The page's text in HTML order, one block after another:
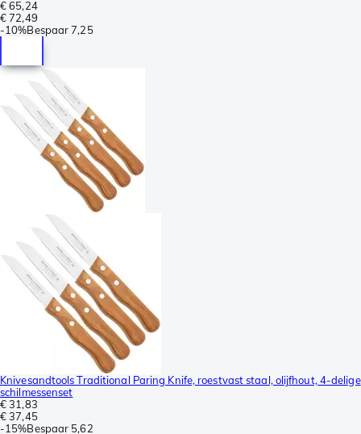
€ 65,24
€ 72,49
-10%Bespaar 7,25
Knivesandtools Traditional Paring Knife, roestvast staal, olijfhout, 4-delige
schilmessenset
€ 31,83
€ 37,45
-15%Bespaar 5,62